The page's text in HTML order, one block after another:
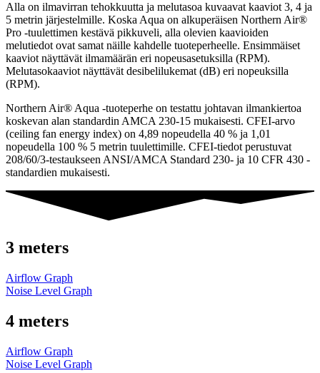
Alla on ilmavirran tehokkuutta ja melutasoa kuvaavat kaaviot 3, 4 ja
5 metrin järjestelmille. Koska Aqua on alkuperäisen Northern Air®
Pro -tuulettimen kestävä pikkuveli, alla olevien kaavioiden
melutiedot ovat samat näille kahdelle tuoteperheelle. Ensimmäiset
kaaviot näyttävät ilmamäärän eri nopeusasetuksilla (RPM).
Melutasokaaviot näyttävät desibelilukemat (dB) eri nopeuksilla
(RPM).
Northern Air® Aqua -tuoteperhe on testattu johtavan ilmankiertoa
koskevan alan standardin AMCA 230-15 mukaisesti. CFEI-arvo
(ceiling fan energy index) on 4,89 nopeudella 40 % ja 1,01
nopeudella 100 % 5 metrin tuulettimille. CFEI-tiedot perustuvat
208/60/3-testaukseen ANSI/AMCA Standard 230- ja 10 CFR 430 -
standardien mukaisesti.
3 meters
Airflow Graph
Noise Level Graph
4 meters
Airflow Graph
Noise Level Graph